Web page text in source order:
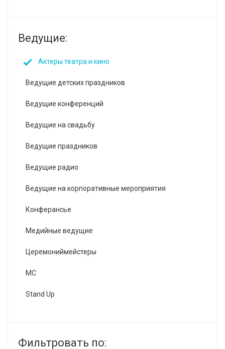
Ведущие:
Актеры театра и кино
Ведущие детских праздников
Ведущие конференций
Ведущие на свадьбу
Ведущие праздников
Ведущие радио
Ведущие на корпоративные мероприятия
Конферансье
Медийные ведущие
Церемониймейстеры
MC
Stand Up
Фильтровать по: